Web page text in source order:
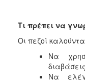
Τι πρέπει να
Οι πεζοί
Να
Να